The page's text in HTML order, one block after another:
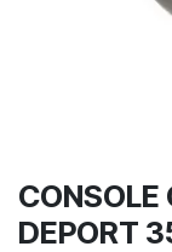
DEPORT